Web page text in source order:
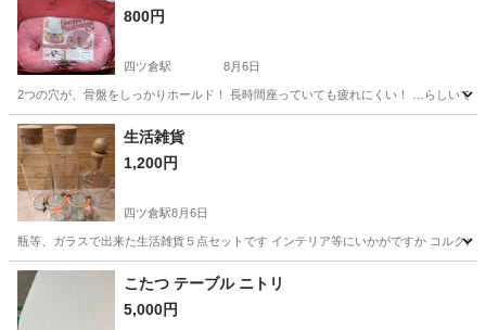
800円
四ツ倉駅 8月6日
2つの穴が、骨盤をしっかりホールド！ 長時間座っていても疲れにくい！ …らしいで
福島 いわき市 四ツ倉駅
生活雑貨
1,200円
四ツ倉駅8月6日
瓶等、ガラスで出来た生活雑貨５点セットです インテリア等にいかがですか コルク
福島 いわき市 インテリア雑貨/小物
こたつ テーブル ニトリ
5,000円